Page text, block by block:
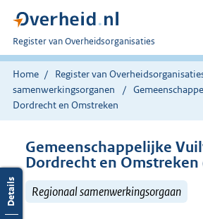
U
bent
nu
hier:
Register van Overheidsorganisaties
Home Register van
samenwerkingsorganen
Dordrecht en Omstreken
Gemeenschappelijke
Dordrecht en Omstreken
Regionaal samenwerkingsorgaan